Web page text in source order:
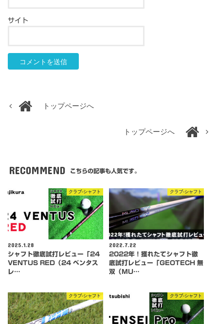
サイト
トップページへ
トップページへ
RECOMMEND こちらの記事も人気です。
クラブ-シャフト
2025.1.28
シャフト徹底試打レビュー「24
VENTUS RED（24 ベンタス
レ…
クラブ-シャフト
2022.7.22
2022年！獲れたてシャフト徹
底試打レビュー「GEOTECH 無
双（MU…
クラブ-シャフト クラブ-シャフト